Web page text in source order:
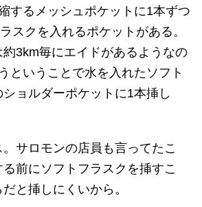
するメッシュポケットに1本ずつ
スクを入れるポケットがある。
3km毎にエイドがあるようなの
ということで水を入れたソフト
ョルダーポケットに1本挿し
サロモンの店員も言ってたこ
前にソフトフラスクを挿すこ
と挿しにくいから。